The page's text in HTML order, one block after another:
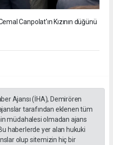
Canpolat'ın Kızının düğünü
Ajansı (İHA), Demirören
tarafından eklenen tüm
müdahalesi olmadan ajans
haberlerde yer alan hukuki
olup sitemizin hiç bir